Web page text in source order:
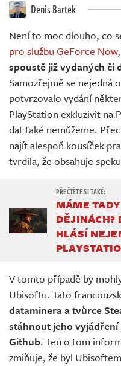
Živě Denis Bartek
Není to moc dlouho, co
pro službu GeForce Now
spoustě již vydaných či
Samozřejmě se nejedná
potvrzovalo vydání
PlayStation exkluzivit na
dat také nemůžeme.
najít alespoň kousíček
tvrdila, že obsahuje
MÁME
DĚJINÁCH?
HLÁSÍ
V tomto případě by
Ubisoftu. Tato
dataminera a tvůrce
stáhnout jeho
Github. Ten o tom
zmiňuje, že byl